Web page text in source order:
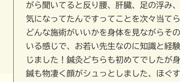
がら聞いてると反り腰、肝臓、足の浮み
気になってたんですってことを次々当て
どんな施術がいいかを身体を見ながらそ
いる感じで、お若い先生なのに知識と経
じました！鍼灸どちらも初めてでしたが
鍼も物凄く顔がシュっとしました、ほぐ